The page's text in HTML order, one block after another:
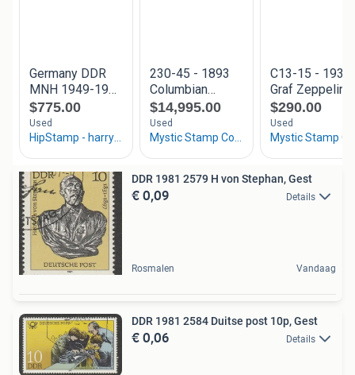
DDR 1981 2579 H von Stephan, Gest
€ 0,09 Details
Rosmalen Vandaag
DDR 1981 2584 Duitse post 10p, Gest
€ 0,06 Details